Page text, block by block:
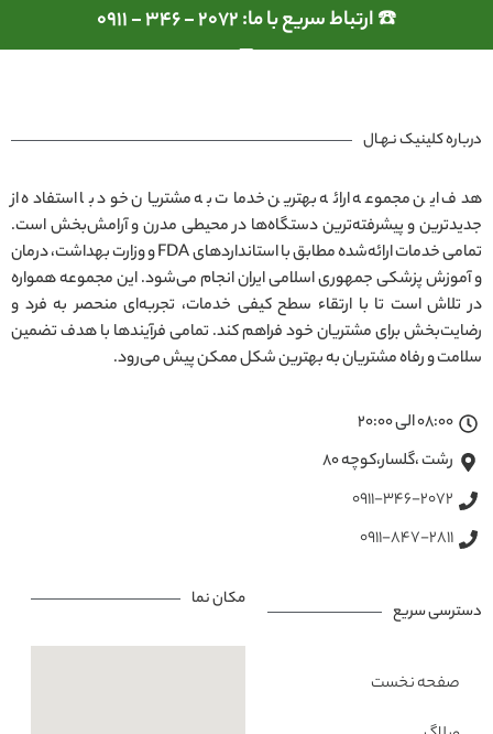
☎️ ارتباط سریع با ما: 2072 - 346 - 0911
درباره کلینیک نـهـال
هدف این مجموعه ارائه بهترین خدمات به مشتریان خود با استفاده از
جدیدترین و پیشرفته‌ترین دستگاه‌ها در محیطی مدرن و آرامش‌بخش است.
تمامی خدمات ارائه‌شده مطابق با استانداردهای FDA و وزارت بهداشت، درمان
و آموزش پزشکی جمهوری اسلامی ایران انجام می‌شود. این مجموعه همواره
در تلاش است تا با ارتقاء سطح کیفی خدمات، تجربه‌ای منحصر به فرد و
رضایت‌بخش برای مشتریان خود فراهم کند. تمامی فرآیندها با هدف تضمین
سلامت و رفاه مشتریان به بهترین شکل ممکن پیش می‌رود.
08:00 الی 20:00
رشت ،گلسار،کوچه ۸۰
0911-346-2072
0911-847-2811
دسترسی سریع
صفحه نخست
مکان نما